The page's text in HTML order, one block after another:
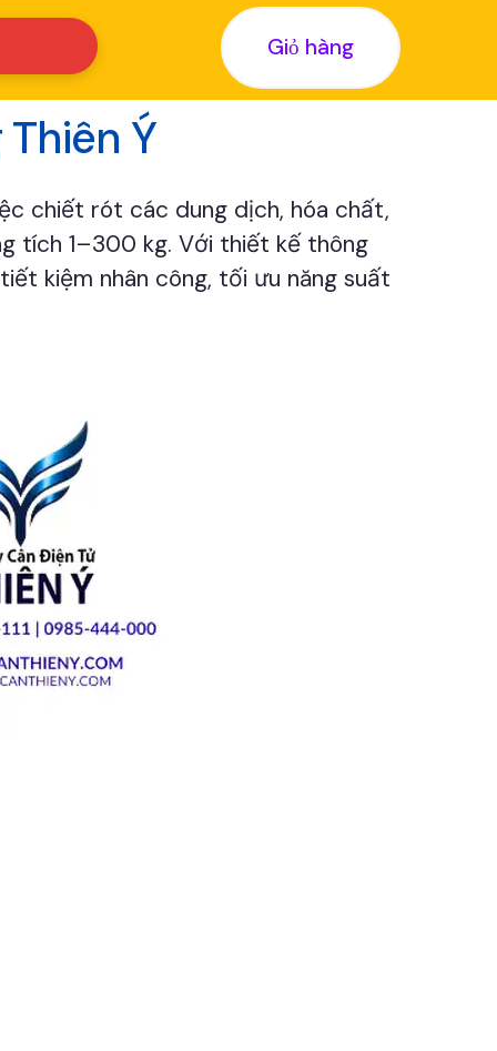
Giỏ hàng
Ý
chiết rót các dung dịch, hóa chất,
tích 1–300 kg. Với thiết kế thông
kiệm nhân công, tối ưu năng suất